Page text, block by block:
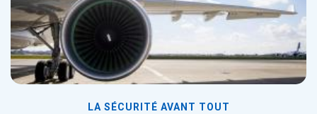
LA SÉCURITÉ AVANT TOUT